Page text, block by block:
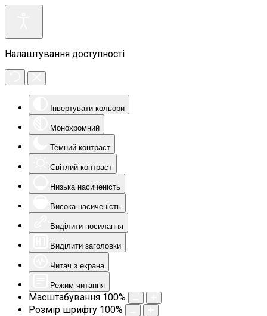
Налаштування доступності
Інвертувати кольори
Монохромний
Темний контраст
Світлий контраст
Низька насиченість
Висока насиченість
Виділити посилання
Виділити заголовки
Читач з екрана
Режим читання
Масштабування 100%
Розмір шрифту 100%